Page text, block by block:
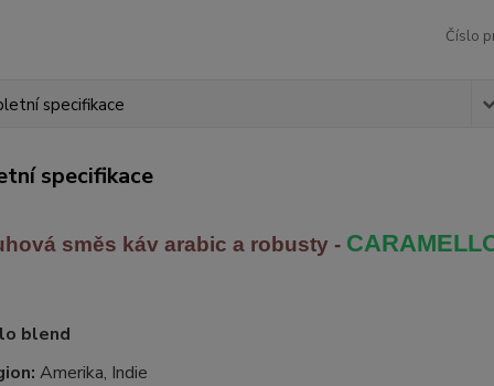
Číslo
specifikace
specifikace
směs káv arabic a robusty -
blend
Amerika, Indie